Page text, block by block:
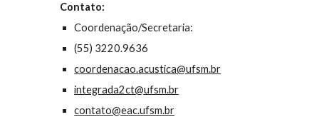
Contato:
Coordenação/Secretaria:
(55) 3220.9636
coordenacao.acustica@ufsm.br
integrada2ct@ufsm.br
contato@eac.ufsm.br